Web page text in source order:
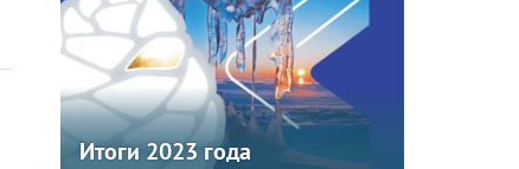
Итоги 2023 года